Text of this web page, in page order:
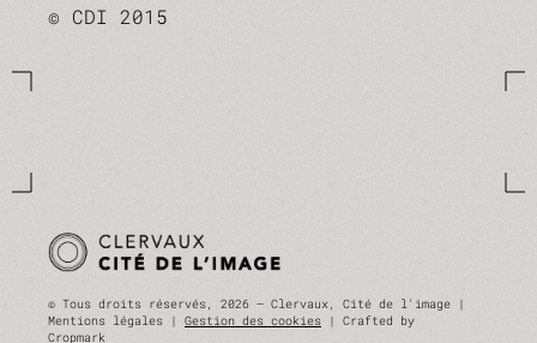
© CDI 2015
© Tous droits réservés, 2026 — Clervaux, Cité de l'image |
Mentions légales | Gestion des cookies | Crafted by
Cropmark